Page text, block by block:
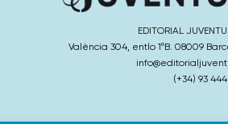
EDITORIAL
València 304, entlo 1ºB. 08009
(+34) 93